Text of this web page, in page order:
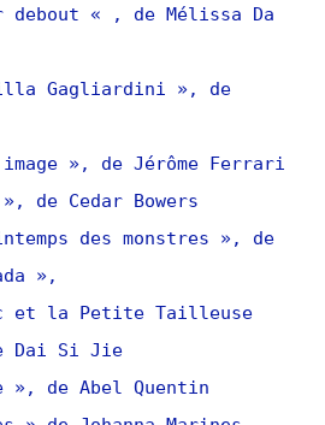
debout « , de Mélissa Da
Gagliardini », de
image », de Jérôme Ferrari
», de Cedar Bowers
des monstres », de
»,
et la Petite Tailleuse
Dai Si Jie
», de Abel Quentin